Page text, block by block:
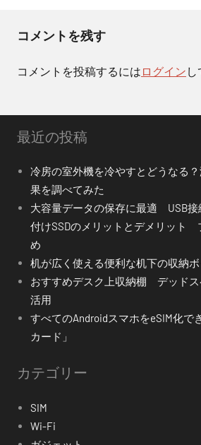
シ
ョ
コメントを残す
コメントを投稿するには ログイン し
最近の投稿
冷房の室外機を冷やすとどうなる
果を調べてみた
大容量データの保存に最適 USB接
付けSSDのメリットとデメリット
め
机が広く使える便利な机下の収納
おすすめデスク上収納棚 デッドス
活用
すべてのAndroidスマホをeSIM化で
カード」
カテゴリー
SIM
Wi-Fi